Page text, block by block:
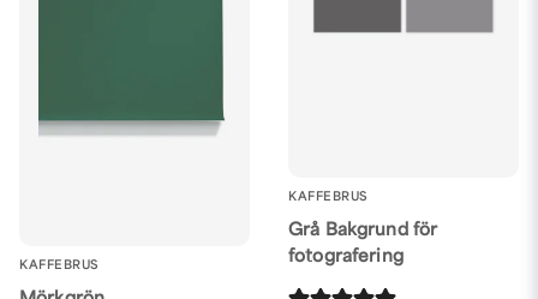
KAFFEBRUS
KAFFEBRUS
Grå Bakgrund för
fotografering